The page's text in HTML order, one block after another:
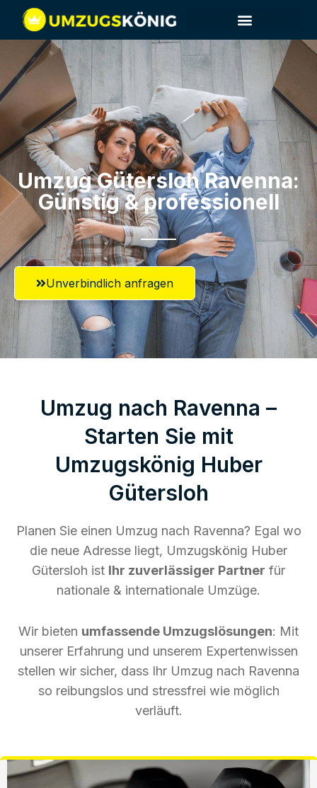
Umzug Gütersloh​ Ravenna:
Günstig & professionell​
Unverbindlich anfragen
Umzug nach Ravenna –
Starten Sie mit
Umzugskönig Huber
Gütersloh
Planen Sie einen Umzug nach Ravenna? Egal wo
die neue Adresse liegt, Umzugskönig Huber
Gütersloh ist Ihr zuverlässiger Partner für
nationale & internationale Umzüge.
Wir bieten umfassende Umzugslösungen: Mit
unserer Erfahrung und unserem Expertenwissen
stellen wir sicher, dass Ihr Umzug nach Ravenna
so reibungslos und stressfrei wie möglich
verläuft.